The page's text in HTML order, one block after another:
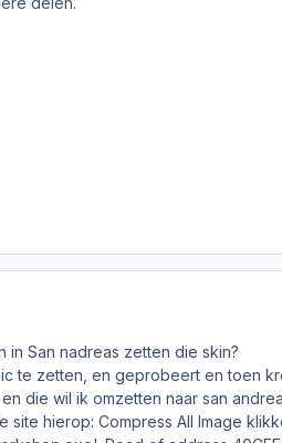
in San nadreas zetten die skin?
te zetten, en geprobeert en toen
die wil ik omzetten naar san
hierop: Compress All Image